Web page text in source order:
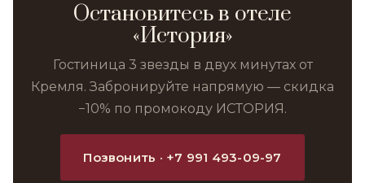
Остановитесь в отеле
«История»
Гостиница 3 звезды в двух минутах от
Кремля. Забронируйте напрямую — скидка
−10% по промокоду ИСТОРИЯ.
Позвонить · +7 991 493-09-97